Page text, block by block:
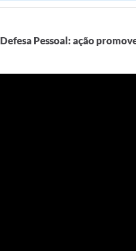
Defesa Pessoal: ação